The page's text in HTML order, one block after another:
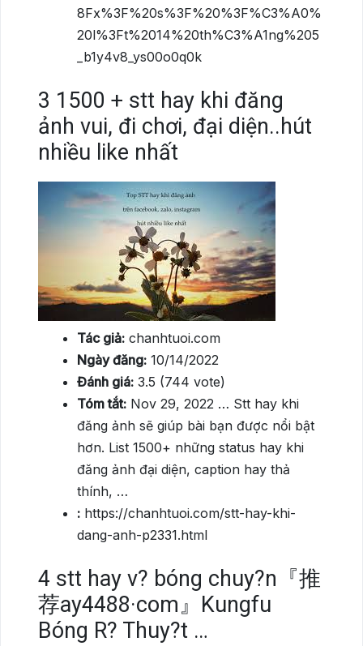
8Fx%3F%20s%3F%20%3F%C3%A0%
20l%3Ft%2014%20th%C3%A1ng%205
_b1y4v8_ys00o0q0k
3 1500 + stt hay khi đăng
ảnh vui, đi chơi, đại diện..hút
nhiều like nhất
Tác giả: chanhtuoi.com
Ngày đăng: 10/14/2022
Đánh giá: 3.5 (744 vote)
Tóm tắt: Nov 29, 2022 … Stt hay khi
đăng ảnh sẽ giúp bài bạn được nổi bật
hơn. List 1500+ những status hay khi
đăng ảnh đại diện, caption hay thả
thính, …
: https://chanhtuoi.com/stt-hay-khi-
dang-anh-p2331.html
4 stt hay v? bóng chuy?n『推
荐ay4488·com』Kungfu
Bóng R? Thuy?t …